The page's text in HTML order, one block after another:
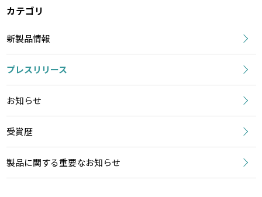
カテゴリ
新製品情報
プレスリリース
お知らせ
受賞歴
製品に関する重要なお知らせ